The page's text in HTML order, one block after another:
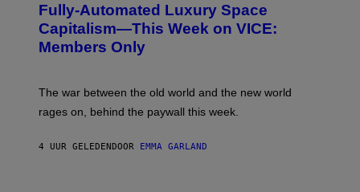
G
E
S
E
:
N
I
O
V
E
Fully-Automated Luxury Space
Capitalism—This Week on VICE:
Members Only
The war between the old world and the new world
rages on, behind the paywall this week.
4 UUR GELEDENDOOR EMMA GARLAND